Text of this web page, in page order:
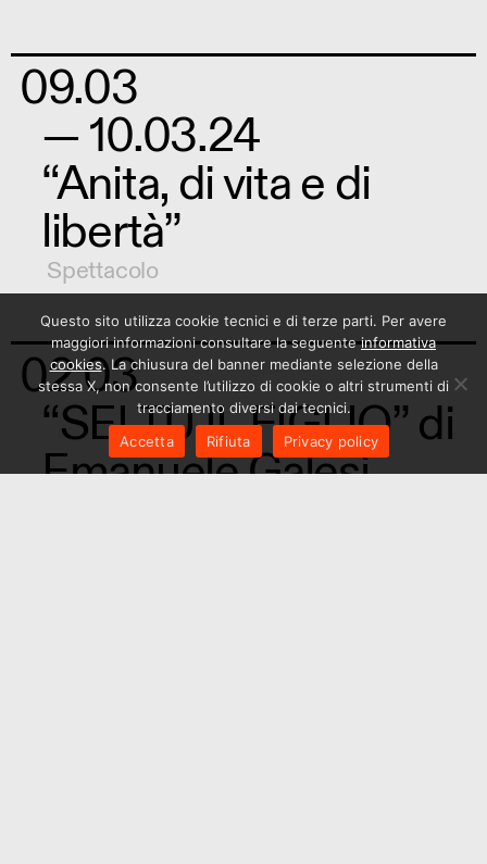
09.03
— 10.03.24
“Anita, di vita e di
libertà”
Spettacolo
02.03
“SEI TU IL FIGLIO” di
Emanuele Galesi
Questo sito utilizza cookie tecnici e di terze parti. Per avere
maggiori informazioni consultare la seguenteinformativa
cookies. La chiusura del banner mediante selezione della
stessa X, non consente l’utilizzo di cookie o altri strumenti di
tracciamento diversi dai tecnici.
Accetta
Rifiuta Privacy policy